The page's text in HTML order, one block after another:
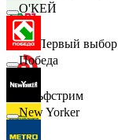
B1 Первый выбор
Гольфстрим
О'КЕЙ
Победа
New Yorker